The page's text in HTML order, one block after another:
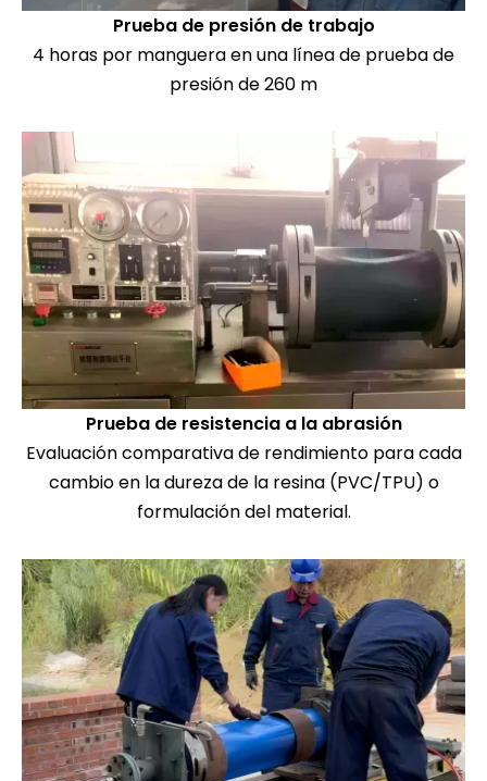
Prueba de presión de trabajo
4 horas por manguera en una línea de prueba de
presión de 260 m
Prueba de resistencia a la abrasión
Evaluación comparativa de rendimiento para cada
cambio en la dureza de la resina (PVC/TPU) o
formulación del material.